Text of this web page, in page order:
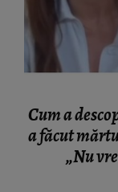
Cum a
a făcut
„Nu